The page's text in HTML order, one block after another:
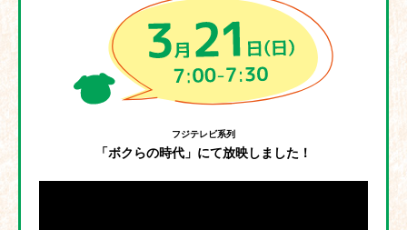
フジテレビ系列
「ボクらの時代」にて放映しました！